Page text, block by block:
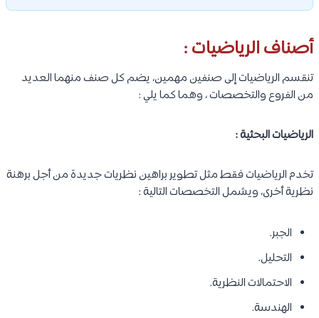
أصناف الرياضيات :
تنقسم الرياضيات إلى صنفين مهمين، يضم كل صنف منهما العديد
من الفروع والتخصصات ، وهما كما يلي :
الرياضيات البحثية :
تخدم الرياضيات فقط مثل تطوير براهين نظريات جديدة من أجل برهنة
نظرية أخرى، ويشمل التخصصات التالية :
الجبر.
التحليل.
الاحتمالات النظرية.
الهندسة.